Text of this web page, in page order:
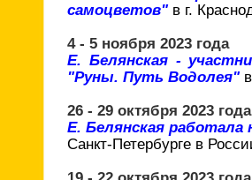
самоцветов" в г.
4 - 5 ноября 2023 года
Е. Белянская -
"Руны. Путь Водолея"
26 - 29 октября 2023 года
Е. Белянская
Санкт-Петербурге в